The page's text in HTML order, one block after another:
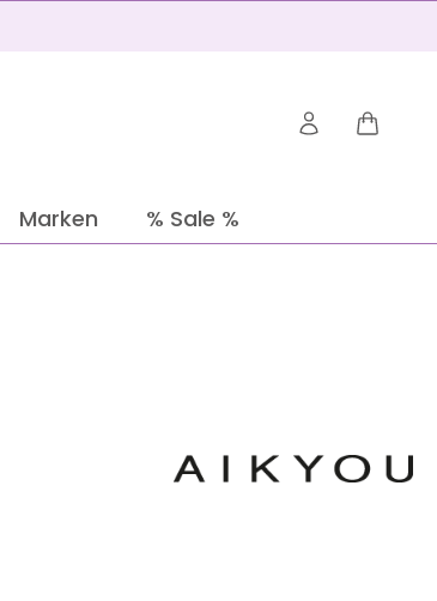
Marken % Sale %